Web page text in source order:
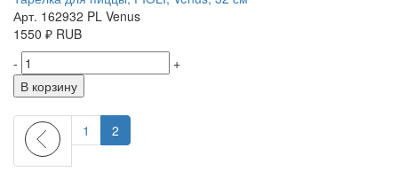
Арт. 162932 PL Venus
1550 ₽ RUB
-
+
В корзину
1 2